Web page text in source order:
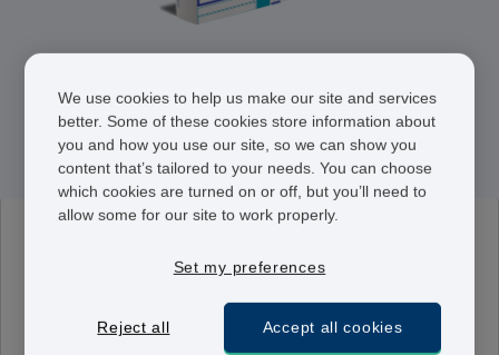
Metrogel
Metronidazole
0.75%
Schicht des Gels wird auf den betroffenen Bereich wie
We use cookies to help us make our site and services
better. Some of these cookies store information about
you and how you use our site, so we can show you
content that’s tailored to your needs. You can choose
which cookies are turned on or off, but you’ll need to
allow some for our site to work properly.
Set my preferences
Reject all Accept all cookies